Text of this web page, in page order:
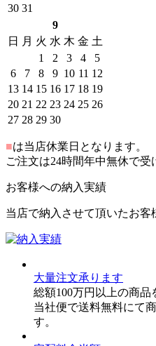
30 31
9
日
月 火 水 木 金 土
1
2 3 4
5
6
7 8 9 10 11 12
13 14 15 16 17 18 19
20 21 22 23 24 25 26
27 28 29 30
■は当店休業日となります。
ご注文は24時間年中無休で受
お客様への納入実績
当店で納入させて頂いたお客
大量注文承ります
総額100万円以上の商
当社便で送料無料にて
す。